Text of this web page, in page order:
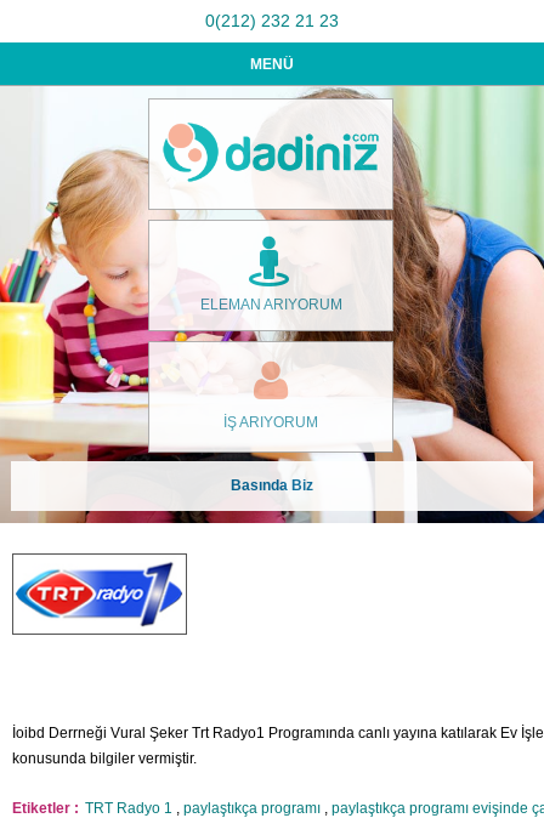
0(212) 232 21 23
MENÜ
ELEMAN ARIYORUM
İŞ ARIYORUM
Basında Biz
İoibd Derrneği Vural Şeker Trt Radyo1 Programında canlı yayına katılarak Ev
konusunda bilgiler vermiştir.
Etiketler : TRT Radyo 1 , paylaştıkça programı , paylaştıkça programı evişinde